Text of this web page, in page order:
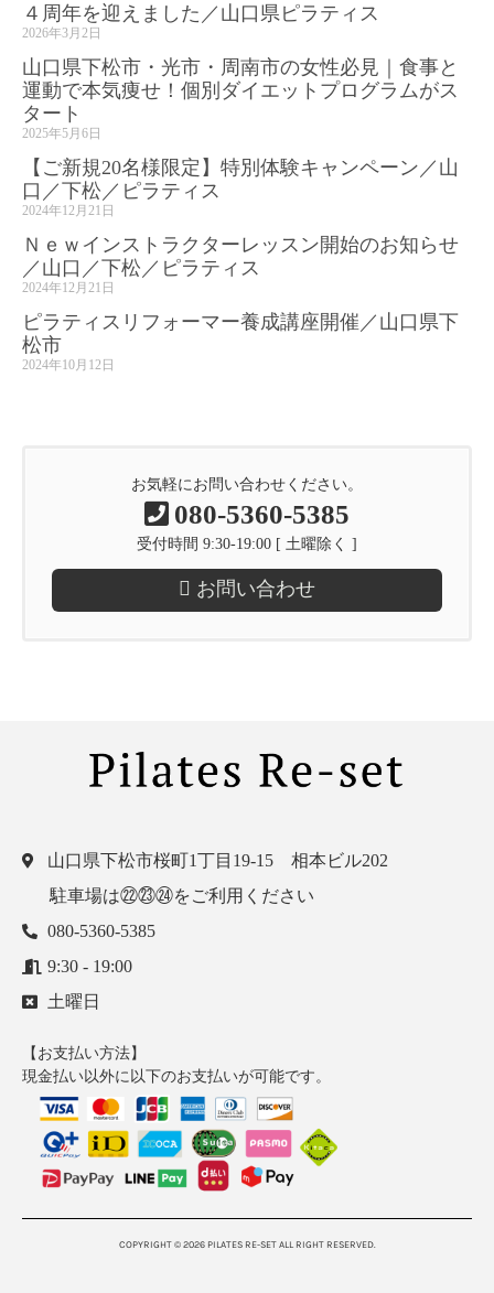
４周年を迎えました／山口県ピラティス
2026年3月2日
山口県下松市・光市・周南市の女性必見｜食事と
運動で本気痩せ！個別ダイエットプログラムがス
タート
2025年5月6日
【ご新規20名様限定】特別体験キャンペーン／山
口／下松／ピラティス
2024年12月21日
Ｎｅｗインストラクターレッスン開始のお知らせ
／山口／下松／ピラティス
2024年12月21日
ピラティスリフォーマー養成講座開催／山口県下
松市
2024年10月12日
お気軽にお問い合わせください。
080-5360-5385
受付時間 9:30-19:00 [ 土曜除く ]
お問い合わせ
山口県下松市桜町1丁目19-15 相本ビル202
駐車場は㉒㉓㉔をご利用ください
080-5360-5385
9:30 - 19:00
土曜日
【お支払い方法】
現金払い以外に以下のお支払いが可能です。
COPYRIGHT © 2026 PILATES RE-SET ALL RIGHT RESERVED.